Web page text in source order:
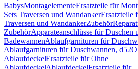
BabysMontagelementeErsatzteile für
Sets Traversen und WandankerErsatzteile
Traversen und WandankerZubehör
ZubehörApparateanschlüsse für Duschen
BadewannenAblaufgarnituren für
Ablaufgarnituren für Duschwannen, d52
AblaufdeckelErsatzteile für Ohne
AblaufdeckelAblaufdeckelErsatzteile für